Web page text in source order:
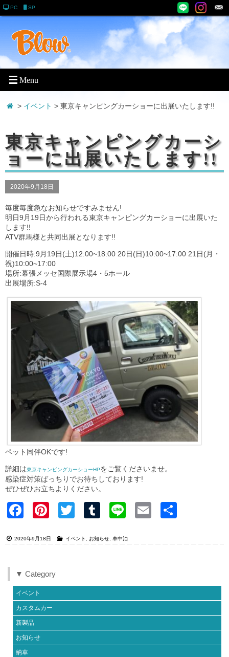
PC SP
> イベント > 東京キャンピングカーショーに出展いたします!!
東京キャンピングカーシ
ョーに出展いたします!!
2020年9月18日
毎度毎度急なお知らせですみません!
明日9月19日から行われる東京キャンピングカーショーに出展いた
します!!
ATV群馬様と共同出展となります!!
開催日時:9月19日(土)12:00~18:00 20日(日)10:00~17:00 21日(月・
祝)10:00~17:00
場所:幕張メッセ国際展示場4・5ホール
出展場所:S-4
ペット同伴OKです!
詳細は東京キャンピングカーショーHPをご覧くださいませ。
感染症対策ばっちりでお待ちしております!
ぜひぜひお立ちよりください。
Faceb Pinter Twitter Tumblr Line Email
2020年9月18日 イベント お知らせ ,車中泊
▼ Category
イベント
カスタムカー
新製品
お知らせ
納車